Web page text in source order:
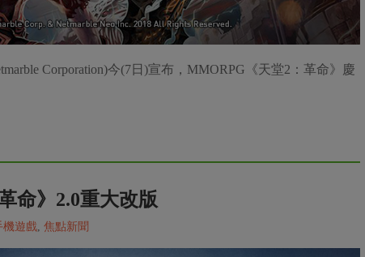
Corporation)今(7日)宣布，MMORPG《天堂2：革命》慶
命》2.0重大改版
機遊戲 焦點新聞